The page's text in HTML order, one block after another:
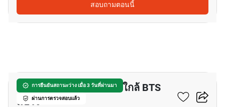
สอบถามตอนนี้
การยืนยันสถานะว่าง เมื่อ 3 วันที่ผ่านมา
ผ่านการตรวจสอบแล้ว
อพาร์ทเมนต์ 1-ห้องนอน ใกล้ BTS
แบริ่ง